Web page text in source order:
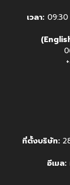
เวลา:
ที่ตั้งบริษัท:
อีเมล: